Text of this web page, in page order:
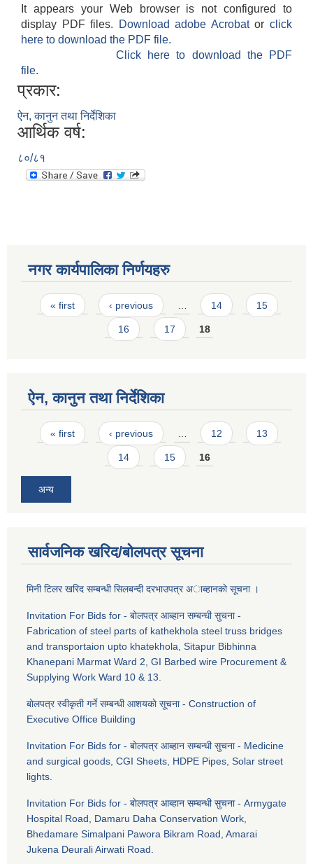
It appears your Web browser is not configured to
display PDF files.
Download adobe Acrobatorclick
here to download the PDF file.
Click here to download the PDF
file.
प्रकार:
ऐन, कानुन तथा निर्देशिका
आर्थिक वर्ष:
८०/८१
नगर कार्यपालिका निर्णयहरु
Pages
« first ‹ previous … 14 15
16 17 18
ऐन, कानुन तथा निर्देशिका
Pages
« first ‹ previous 12 13
14 15 16
अन्य
सार्वजनिक खरिद/बोलपत्र सूचना
मिनी टिलर खरिद सम्बन्धी सिलबन्दी दरभाउपत्र अाब्हानकाे सूचना ।
Invitation For Bids for - बाेलपत्र आब्हान सम्बन्धी सुचना -
Fabrication of steel parts of kathekhola steel truss bridges
and transportaion upto khatekhola, Sitapur Bibhinna
Khanepani Marmat Ward 2, GI Barbed wire Procurement &
Supplying Work Ward 10 & 13.
बाेलपत्र स्वीकृती गर्ने सम्बन्धी आशयकाे सूचना - Construction of
Executive Office Building
Invitation For Bids for - बाेलपत्र आब्हान सम्बन्धी सुचना - Medicine
and surgical goods, CGI Sheets, HDPE Pipes, Solar street
lights.
Invitation For Bids for - बाेलपत्र आब्हान सम्बन्धी सुचना - Armygate
Hospital Road, Damaru Daha Conservation Work,
Bhedamare Simalpani Pawora Bikram Road, Amarai
Jukena Deurali Airwati Road.